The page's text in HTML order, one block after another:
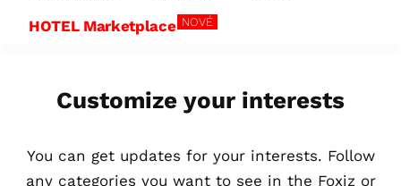
HOTEL Marketplace NOVÉ
Customize your interests
You can get updates for your interests. Follow
any categories you want to see in the Foxiz or